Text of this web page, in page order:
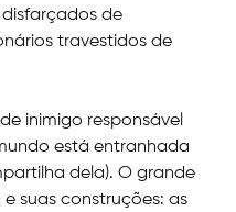
de
travestidos de
inimigo responsável
está entranhada
dela). O grande
suas construções: as